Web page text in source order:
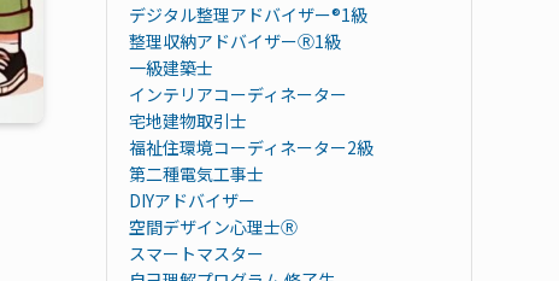
デジタル整理アドバイザー®︎1級
整理収納アドバイザーⓇ1級
一級建築士
インテリアコーディネーター
宅地建物取引士
福祉住環境コーディネーター2級
第二種電気工事士
DIYアドバイザー
空間デザイン心理士Ⓡ
スマートマスター